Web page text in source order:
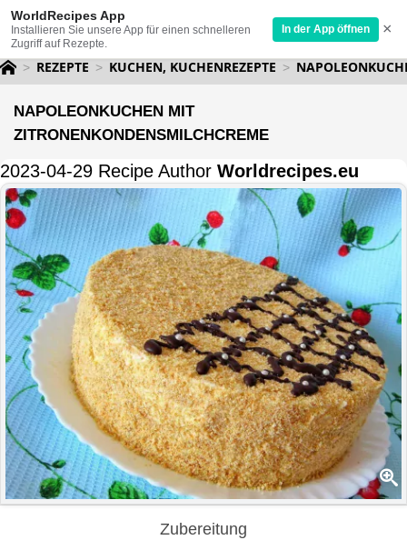
WorldRecipes App
Installieren Sie unsere App für einen schnelleren
Zugriff auf Rezepte.
In der App öffnen ×
REZEPTE KUCHEN, KUCHENREZEPTE
NAPOLEONKUCHEN MIT
ZITRONENKONDENSMILCHCREME
2023-04-29 Recipe Author Worldrecipes.eu
Zubereitung